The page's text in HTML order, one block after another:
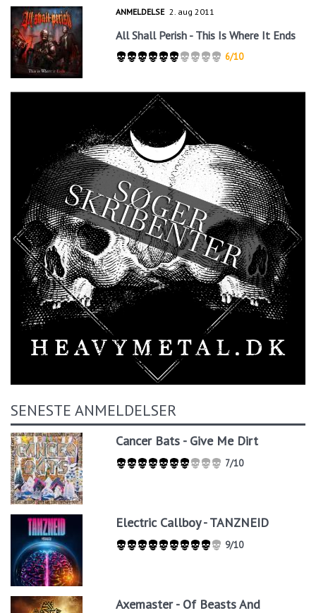
ANMELDELSE 2. aug 2011
All Shall Perish - This Is Where It Ends
6/10
SENESTE ANMELDELSER
Cancer Bats - Give Me Dirt
7/10
Electric Callboy - TANZNEID
9/10
Axemaster - Of Beasts And